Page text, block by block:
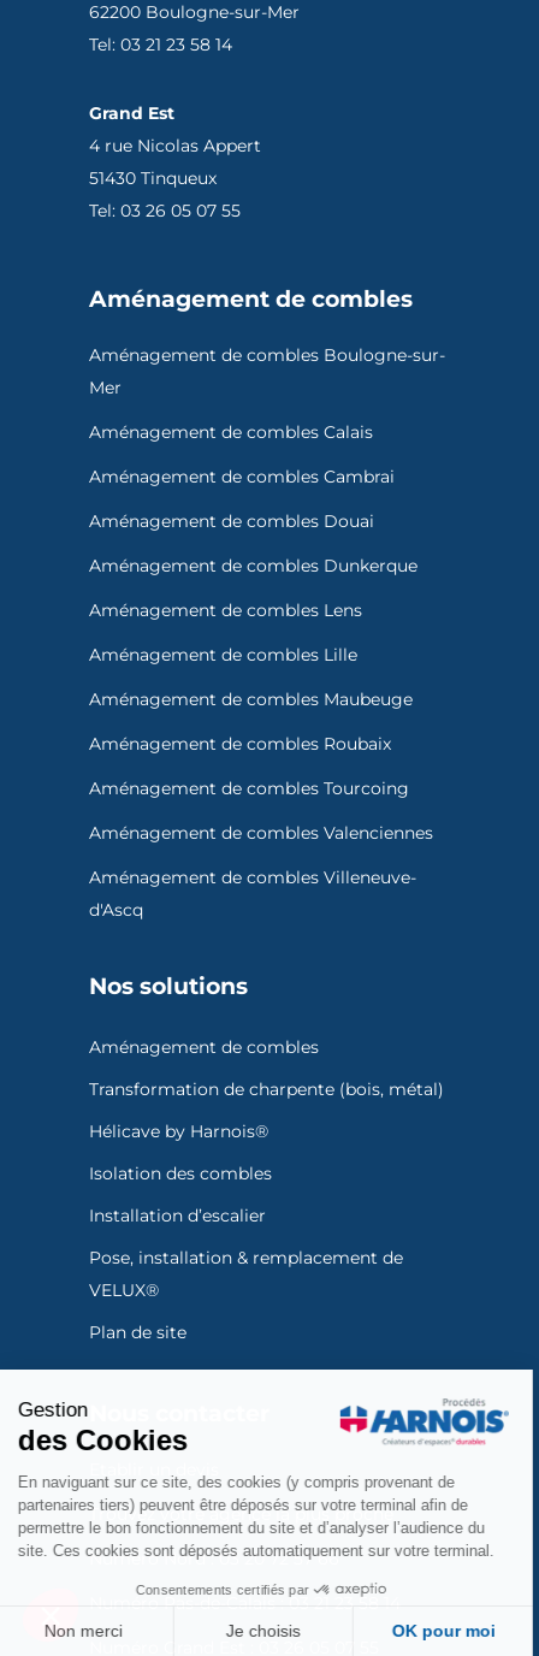
Gestion
des Cookies
En naviguant sur ce site, des cookies (y compris provenant de
partenaires tiers) peuvent être déposés sur votre terminal afin de
permettre le bon fonctionnement du site et d’analyser l’audience du
site. Ces cookies sont déposés automatiquement sur votre terminal.
Consentements certifiés par
Non merci Je choisis OK pour moi
62200 Boulogne-sur-Mer
Tel: 03 21 23 58 14
Grand Est
4 rue Nicolas Appert
51430 Tinqueux
Tel: 03 26 05 07 55
Aménagement de combles
Aménagement de combles Boulogne-sur-
Mer
Aménagement de combles Calais
Aménagement de combles Cambrai
Aménagement de combles Douai
Aménagement de combles Dunkerque
Aménagement de combles Lens
Aménagement de combles Lille
Aménagement de combles Maubeuge
Aménagement de combles Roubaix
Aménagement de combles Tourcoing
Aménagement de combles Valenciennes
Aménagement de combles Villeneuve-
d'Ascq
Nos solutions
Aménagement de combles
Transformation de charpente (bois, métal)
Hélicave by Harnois®
Isolation des combles
Installation d’escalier
Pose, installation & remplacement de
VELUX®
Plan de site
Trouvez votre agence la plus proche
Numéro Nord :03 20 72 57 66
Numéro Pas-de-Calais : 03 21 23 58 14